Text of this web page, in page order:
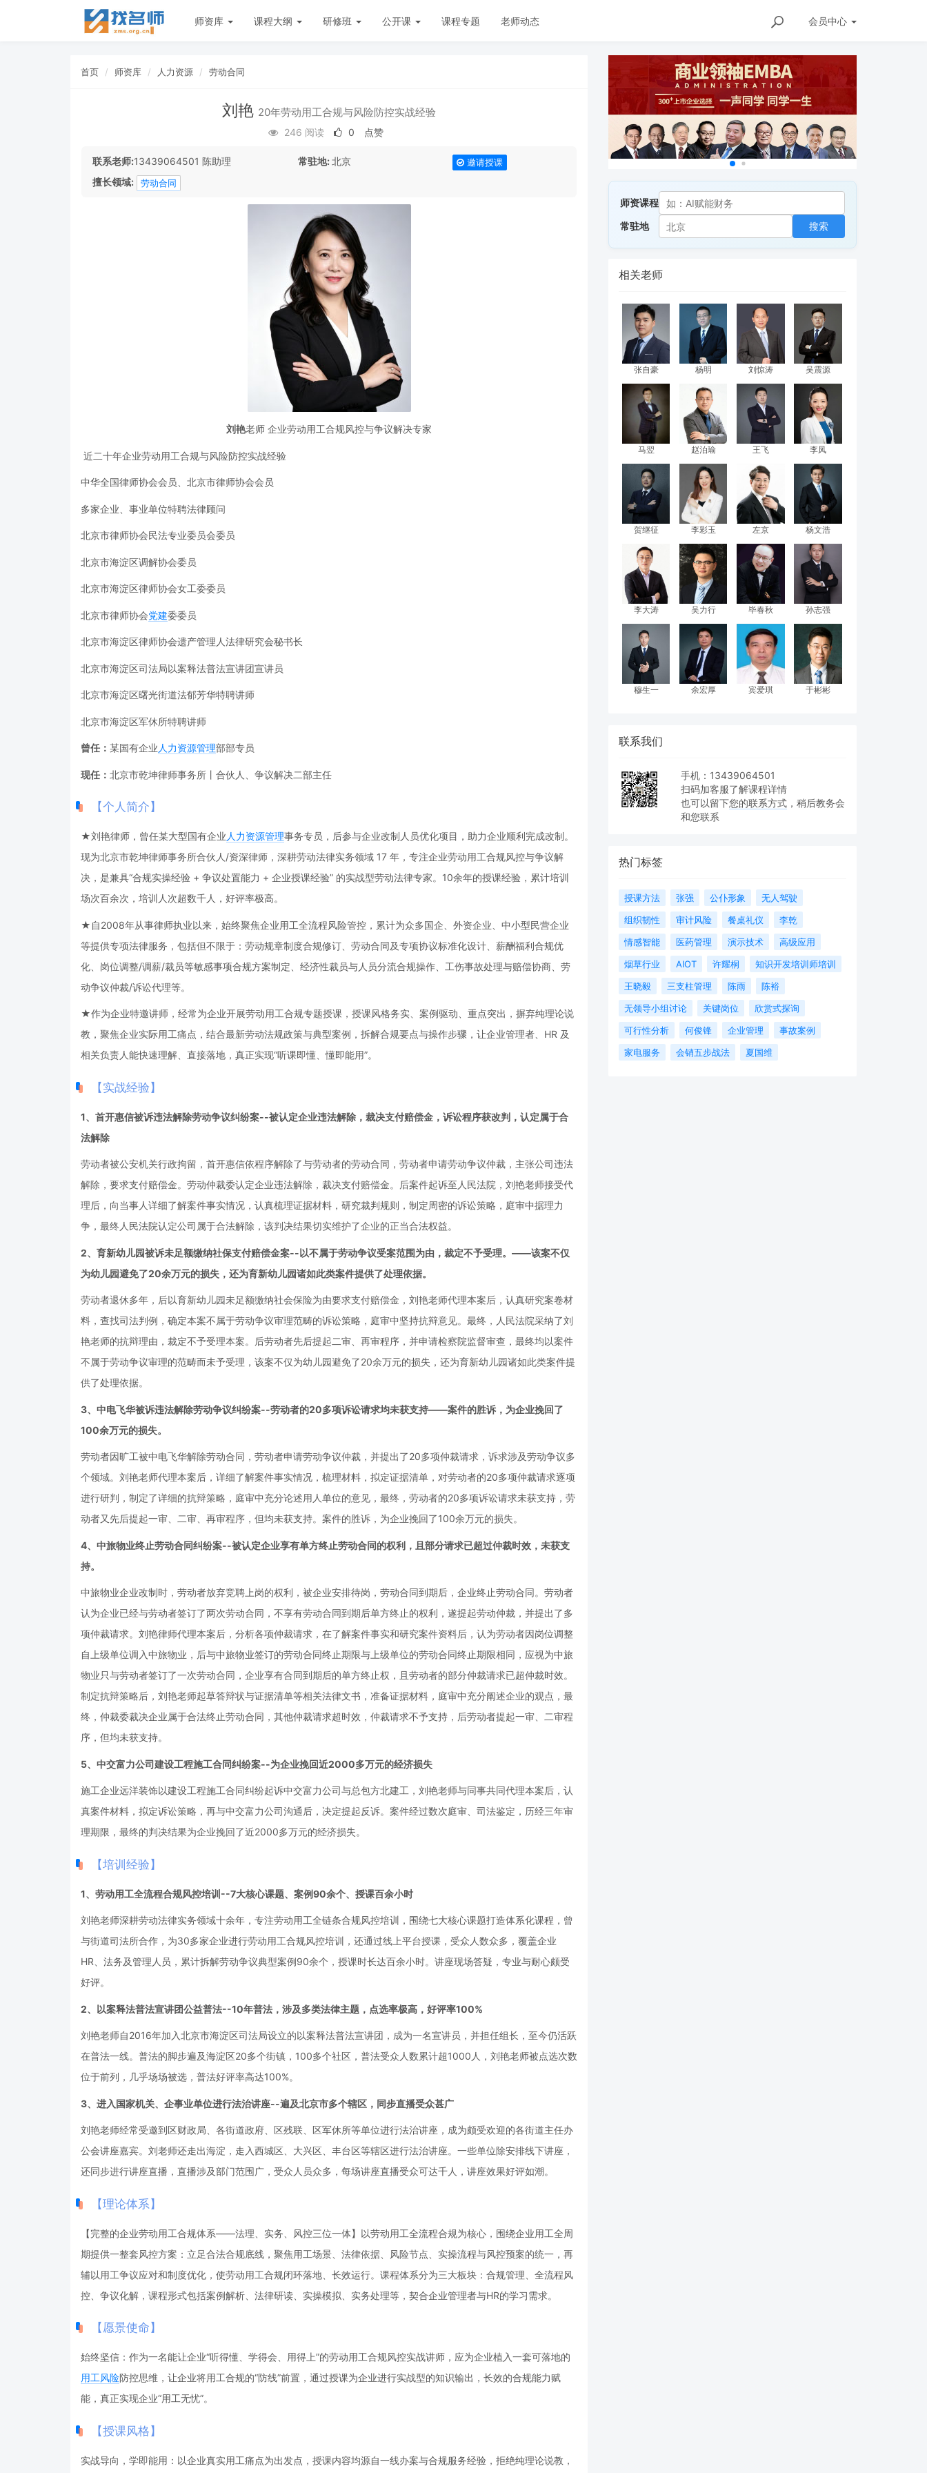
师资库 课程大纲 研修班 公开课 课程专题 老师动态 会员中心
首页 师资库 人力资源 劳动合同
刘艳 20年劳动用工合规与风险防控实战经验
246 阅读 0 点赞
联系老师:13439064501 陈助理 常驻地:北京 邀请授课
擅长领域: 劳动合同
刘艳老师 企业劳动用工合规风控与争议解决专家
近二十年企业劳动用工合规与风险防控实战经验
中华全国律师协会会员、北京市律师协会会员
多家企业、事业单位特聘法律顾问
北京市律师协会民法专业委员会委员
北京市海淀区调解协会委员
北京市海淀区律师协会女工委委员
北京市律师协会党建委委员
北京市海淀区律师协会遗产管理人法律研究会秘书长
北京市海淀区司法局以案释法普法宣讲团宣讲员
北京市海淀区曙光街道法郁芳华特聘讲师
北京市海淀区军休所特聘讲师
曾任： 某国有企业 人力资源管理部部专员
现任： 北京市乾坤律师事务所丨合伙人、争议解决二部主任
【个人简介】
★刘艳律师，曾任某大型国有企业 人力资源管理事务专员，后参与企业改制人员优化项目，助力企业顺利完成改制。
现为北京市乾坤律师事务所合伙人/资深律师，深耕劳动法律实务领域 17 年，专注企业劳动用工合规风控与争议解
决，是兼具“合规实操经验 + 争议处置能力 + 企业授课经验” 的实战型劳动法律专家。10余年的授课经验，累计培训
场次百余次，培训人次超数千人，好评率极高。
★自2008年从事律师执业以来，始终聚焦企业用工全流程风险管控，累计为众多国企、外资企业、中小型民营企业
等提供专项法律服务，包括但不限于：劳动规章制度合规修订、劳动合同及专项协议标准化设计、薪酬福利合规优
化、岗位调整/调薪/裁员等敏感事项合规方案制定、经济性裁员与人员分流合规操作、工伤事故处理与赔偿协商、劳
动争议仲裁/诉讼代理等。
★作为企业特邀讲师，经常为企业开展劳动用工合规专题授课，授课风格务实、案例驱动、重点突出，摒弃纯理论说
教，聚焦企业实际用工痛点，结合最新劳动法规政策与典型案例，拆解合规要点与操作步骤，让企业管理者、HR 及
相关负责人能快速理解、直接落地，真正实现“听课即懂、懂即能用”。
【实战经验】
1、首开惠信被诉违法解除劳动争议纠纷案--被认定企业违法解除，裁决支付赔偿金，诉讼程序获改判，认定属于合
法解除
劳动者被公安机关行政拘留，首开惠信依程序解除了与劳动者的劳动合同，劳动者申请劳动争议仲裁，主张公司违法
解除，要求支付赔偿金。劳动仲裁委认定企业违法解除，裁决支付赔偿金。后案件起诉至人民法院，刘艳老师接受代
理后，向当事人详细了解案件事实情况，认真梳理证据材料，研究裁判规则，制定周密的诉讼策略，庭审中据理力
争，最终人民法院认定公司属于合法解除，该判决结果切实维护了企业的正当合法权益。
2、育新幼儿园被诉未足额缴纳社保支付赔偿金案--以不属于劳动争议受案范围为由，裁定不予受理。——该案不仅
为幼儿园避免了20余万元的损失，还为育新幼儿园诸如此类案件提供了处理依据。
劳动者退休多年，后以育新幼儿园未足额缴纳社会保险为由要求支付赔偿金，刘艳老师代理本案后，认真研究案卷材
料，查找司法判例，确定本案不属于劳动争议审理范畴的诉讼策略，庭审中坚持抗辩意见。最终，人民法院采纳了刘
艳老师的抗辩理由，裁定不予受理本案。后劳动者先后提起二审、再审程序，并申请检察院监督审查，最终均以案件
不属于劳动争议审理的范畴而未予受理，该案不仅为幼儿园避免了20余万元的损失，还为育新幼儿园诸如此类案件提
供了处理依据。
3、中电飞华被诉违法解除劳动争议纠纷案--劳动者的20多项诉讼请求均未获支持——案件的胜诉，为企业挽回了
100余万元的损失。
劳动者因旷工被中电飞华解除劳动合同，劳动者申请劳动争议仲裁，并提出了20多项仲裁请求，诉求涉及劳动争议多
个领域。刘艳老师代理本案后，详细了解案件事实情况，梳理材料，拟定证据清单，对劳动者的20多项仲裁请求逐项
进行研判，制定了详细的抗辩策略，庭审中充分论述用人单位的意见，最终，劳动者的20多项诉讼请求未获支持，劳
动者又先后提起一审、二审、再审程序，但均未获支持。案件的胜诉，为企业挽回了100余万元的损失。
4、中旅物业终止劳动合同纠纷案--被认定企业享有单方终止劳动合同的权利，且部分请求已超过仲裁时效，未获支
持。
中旅物业企业改制时，劳动者放弃竞聘上岗的权利，被企业安排待岗，劳动合同到期后，企业终止劳动合同。劳动者
认为企业已经与劳动者签订了两次劳动合同，不享有劳动合同到期后单方终止的权利，遂提起劳动仲裁，并提出了多
项仲裁请求。刘艳律师代理本案后，分析各项仲裁请求，在了解案件事实和研究案件资料后，认为劳动者因岗位调整
自上级单位调入中旅物业，后与中旅物业签订的劳动合同终止期限与上级单位的劳动合同终止期限相同，应视为中旅
物业只与劳动者签订了一次劳动合同，企业享有合同到期后的单方终止权，且劳动者的部分仲裁请求已超仲裁时效。
制定抗辩策略后，刘艳老师起草答辩状与证据清单等相关法律文书，准备证据材料，庭审中充分阐述企业的观点，最
终，仲裁委裁决企业属于合法终止劳动合同，其他仲裁请求超时效，仲裁请求不予支持，后劳动者提起一审、二审程
序，但均未获支持。
5、中交富力公司建设工程施工合同纠纷案--为企业挽回近2000多万元的经济损失
施工企业远洋装饰以建设工程施工合同纠纷起诉中交富力公司与总包方北建工，刘艳老师与同事共同代理本案后，认
真案件材料，拟定诉讼策略，再与中交富力公司沟通后，决定提起反诉。案件经过数次庭审、司法鉴定，历经三年审
理期限，最终的判决结果为企业挽回了近2000多万元的经济损失。
【培训经验】
1、劳动用工全流程合规风控培训--7大核心课题、案例90余个、授课百余小时
刘艳老师深耕劳动法律实务领域十余年，专注劳动用工全链条合规风控培训，围绕七大核心课题打造体系化课程，曾
与街道司法所合作，为30多家企业进行劳动用工合规风控培训，还通过线上平台授课，受众人数众多，覆盖企业
HR、法务及管理人员，累计拆解劳动争议典型案例90余个，授课时长达百余小时。讲座现场答疑，专业与耐心颇受
好评。
2、以案释法普法宣讲团公益普法--10年普法，涉及多类法律主题，点选率极高，好评率100%
刘艳老师自2016年加入北京市海淀区司法局设立的以案释法普法宣讲团，成为一名宣讲员，并担任组长，至今仍活跃
在普法一线。普法的脚步遍及海淀区20多个街镇，100多个社区，普法受众人数累计超1000人，刘艳老师被点选次数
位于前列，几乎场场被选，普法好评率高达100%。
3、进入国家机关、企事业单位进行法治讲座--遍及北京市多个辖区，同步直播受众甚广
刘艳老师经常受邀到区财政局、各街道政府、区残联、区军休所等单位进行法治讲座，成为颇受欢迎的各街道主任办
公会讲座嘉宾。刘老师还走出海淀，走入西城区、大兴区、丰台区等辖区进行法治讲座。一些单位除安排线下讲座，
还同步进行讲座直播，直播涉及部门范围广，受众人员众多，每场讲座直播受众可达千人，讲座效果好评如潮。
【理论体系】
【完整的企业劳动用工合规体系——法理、实务、风控三位一体】以劳动用工全流程合规为核心，围绕企业用工全周
期提供一整套风控方案：立足合法合规底线，聚焦用工场景、法律依据、风险节点、实操流程与风控预案的统一，再
辅以用工争议应对和制度优化，使劳动用工合规闭环落地、长效运行。课程体系分为三大板块：合规管理、全流程风
控、争议化解，课程形式包括案例解析、法律研读、实操模拟、实务处理等，契合企业管理者与HR的学习需求。
【愿景使命】
始终坚信：作为一名能让企业“听得懂、学得会、用得上”的劳动用工合规风控实战讲师，应为企业植入一套可落地的
用工风险防控思维，让企业将用工合规的“防线”前置，通过授课为企业进行实战型的知识输出，长效的合规能力赋
能，真正实现企业“用工无忧”。
【授课风格】
实战导向，学即能用：以企业真实用工痛点为出发点，授课内容均源自一线办案与合规服务经验，拒绝纯理论说教，
师资课程
常驻地
搜索
相关老师
张自豪 杨明 刘惊涛 吴震源
马翌 赵泊瑜 ​王飞 李凤
贺继征 李彩玉 左京 杨文浩
李大涛 吴力行 毕春秋 孙志强
穆生一 余宏厚 宾爱琪 于彬彬
联系我们
手机：13439064501
扫码加客服了解课程详情
也可以留下您的联系方式 ，稍后教务会
和您联系
热门标签
授课方法 张强 公仆形象
无人驾驶
组织韧性
审计风险 餐桌礼仪
李乾
情感智能
医药管理 演示技术
高级应用
烟草行业
AIOT 许耀桐
知识开发培训师培训
王晓毅
三支柱管理 陈雨
陈裕
无领导小组讨论
关键岗位
欣赏式探询
可行性分析
何俊锋 企业管理
事故案例
家电服务
会销五步战法 夏国维